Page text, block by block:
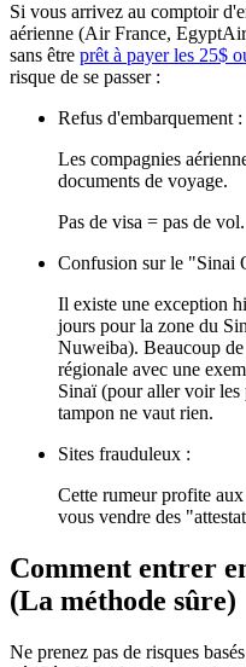
Si vous arrivez au comptoir
aérienne (Air France,
sans être prêt à payer les 25$
risque de se passer :
Refus d'embarquement :
Les compagnies
documents de voyage.
Pas de visa = pas de vol.
Confusion sur le "Sinai
Il existe une exception
jours pour la zone du
Nuweiba). Beaucoup
régionale avec une
Sinaï (pour aller voir les
tampon ne vaut rien.
Sites frauduleux :
Cette rumeur profite
vous vendre des
Comment entrer
(La méthode sûre)
Ne prenez pas de risques